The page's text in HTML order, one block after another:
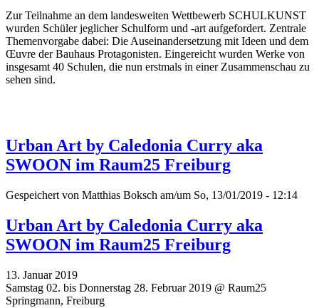
Zur Teilnahme an dem landesweiten Wettbewerb SCHULKUNST
wurden Schüler jeglicher Schulform und -art aufgefordert. Zentrale
Themenvorgabe dabei: Die Auseinandersetzung mit Ideen und dem
Œuvre der Bauhaus Protagonisten. Eingereicht wurden Werke von
insgesamt 40 Schulen, die nun erstmals in einer Zusammenschau zu
sehen sind.
Urban Art by Caledonia Curry aka
SWOON im Raum25 Freiburg
Gespeichert von Matthias Boksch am/um So, 13/01/2019 - 12:14
Urban Art by Caledonia Curry aka
SWOON im Raum25 Freiburg
13. Januar 2019
Samstag 02. bis Donnerstag 28. Februar 2019 @ Raum25
Springmann, Freiburg